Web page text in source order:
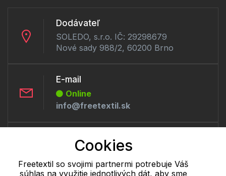
Dodávateľ
SOLEDO, s.r.o. IČ: 29298679
Nové sady 988/2, 60200 Brno
E-mail
Online
info@freetextil.sk
Telefón:
Online
+421 277 270 056
Cookies
Freetextil so svojimi partnermi potrebuje Váš
súhlas na využitie jednotlivých dát, aby sme